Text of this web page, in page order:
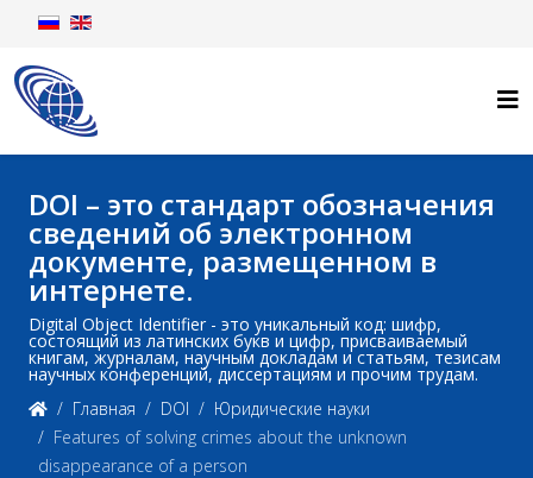
DOI – это стандарт обозначения
сведений об электронном
документе, размещенном в
интернете.
Digital Object Identifier - это уникальный код: шифр,
состоящий из латинских букв и цифр, присваиваемый
книгам, журналам, научным докладам и статьям, тезисам
научных конференций, диссертациям и прочим трудам.
Главная
DOI
Юридические науки
Features of solving crimes about the unknown
disappearance of a person